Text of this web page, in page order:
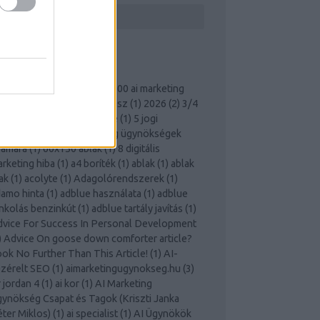
100 ai marketing
100 kérdés és válasz (1) 2026 (2) 3/4
3 cups coffee (1) 5 jogi
digitális marketing ügynökségek
(1)60x150 ablak(1) 8 digitális
hiba (1) a4 boríték (1) ablak (1) ablak
(1) acolyte (1) Adagolórendszerek (1)
hinta (1) adblue használata (1) adblue
benzinkút (1) adblue tartály javítás (1)
For Success In Personal Development
Advice On goose down comforter article?
No Further Than This Article! (1) AI-
SEO (1) aimarketingugynokseg.hu (3)
jordan 4 (1) ai kor (1) AI Marketing
Csapat és Tagok (Kriszti Janka
Miklos) (1) ai specialist (1) AI Ügynökök